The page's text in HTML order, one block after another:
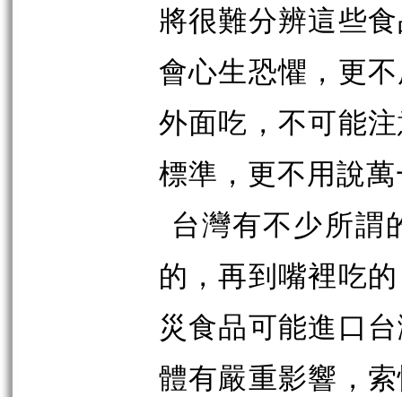
將很難分辨這些
會心生恐懼，更
外面吃，不可能
標準，更不用說
台灣有不少所謂
的，再到嘴裡吃
災食品可能進口
體有嚴重影響，